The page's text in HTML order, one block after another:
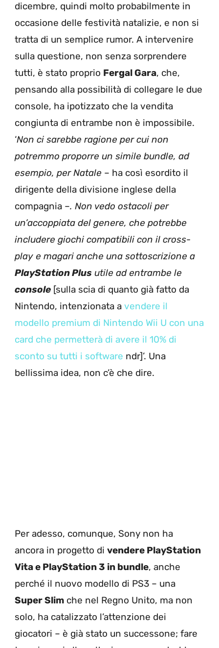
dicembre, quindi molto probabilmente in
occasione delle festività natalizie, e non si
tratta di un semplice rumor. A intervenire
sulla questione, non senza sorprendere
tutti, è stato proprio Fergal Gara, che,
pensando alla possibilità di collegare le due
console, ha ipotizzato che la vendita
congiunta di entrambe non è impossibile.
‘Non ci sarebbe ragione per cui non
potremmo proporre un simile bundle, ad
esempio, per Natale – ha così esordito il
dirigente della divisione inglese della
compagnia –. Non vedo ostacoli per
un’accoppiata del genere, che potrebbe
includere giochi compatibili con il cross-
play e magari anche una sottoscrizione a
PlayStation Plus utile ad entrambe le
console [sulla scia di quanto già fatto da
Nintendo, intenzionata a vendere il
modello premium di Nintendo Wii U con una
card che permetterà di avere il 10% di
sconto su tutti i software ndr]’. Una
bellissima idea, non c’è che dire.
Per adesso, comunque, Sony non ha
ancora in progetto di vendere PlayStation
Vita e PlayStation 3 in bundle, anche
perché il nuovo modello di PS3 – una
Super Slim che nel Regno Unito, ma non
solo, ha catalizzato l’attenzione dei
giocatori – è già stato un successone; fare